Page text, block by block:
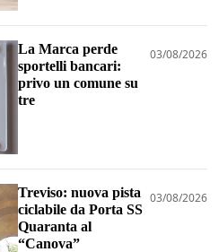
La Marca perde
sportelli bancari:
privo un comune su
tre
03/08/2026
Treviso: nuova pista
ciclabile da Porta SS
Quaranta al
“Canova”
03/08/2026